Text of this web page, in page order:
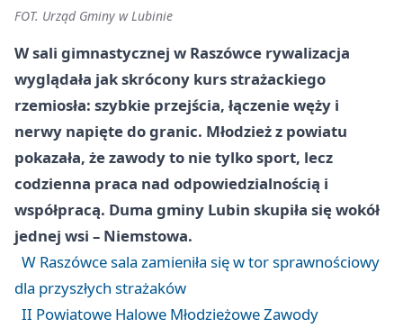
FOT. Urząd Gminy w Lubinie
W sali gimnastycznej w Raszówce rywalizacja
wyglądała jak skrócony kurs strażackiego
rzemiosła: szybkie przejścia, łączenie węży i
nerwy napięte do granic. Młodzież z powiatu
pokazała, że zawody to nie tylko sport, lecz
codzienna praca nad odpowiedzialnością i
współpracą. Duma gminy Lubin skupiła się wokół
jednej wsi – Niemstowa.
W Raszówce sala zamieniła się w tor sprawnościowy
dla przyszłych strażaków
II Powiatowe Halowe Młodzieżowe Zawody